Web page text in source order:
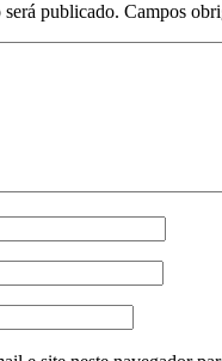
será publicado. Campos